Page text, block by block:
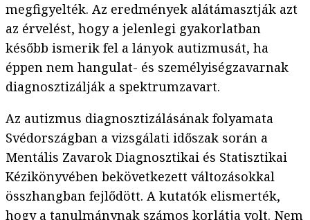
megfigyelték. Az eredmények alátámasztják azt
az érvelést, hogy a jelenlegi gyakorlatban
később ismerik fel a lányok autizmusát, ha
éppen nem hangulat- és személyiségzavarnak
diagnosztizálják a spektrumzavart.
Az autizmus diagnosztizálásának folyamata
Svédországban a vizsgálati időszak során a
Mentális Zavarok Diagnosztikai és Statisztikai
Kézikönyvében bekövetkezett változásokkal
összhangban fejlődött. A kutatók elismerték,
hogy a tanulmánynak számos korlátja volt. Nem